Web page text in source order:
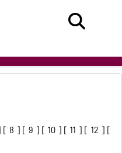
[ 8 ] [ 9 ] [ 10 ] [ 11 ] [ 12 ] [